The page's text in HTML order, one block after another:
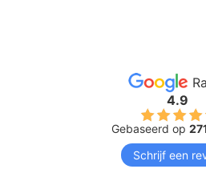
4.9
Gebaseerd op
Schrijf een